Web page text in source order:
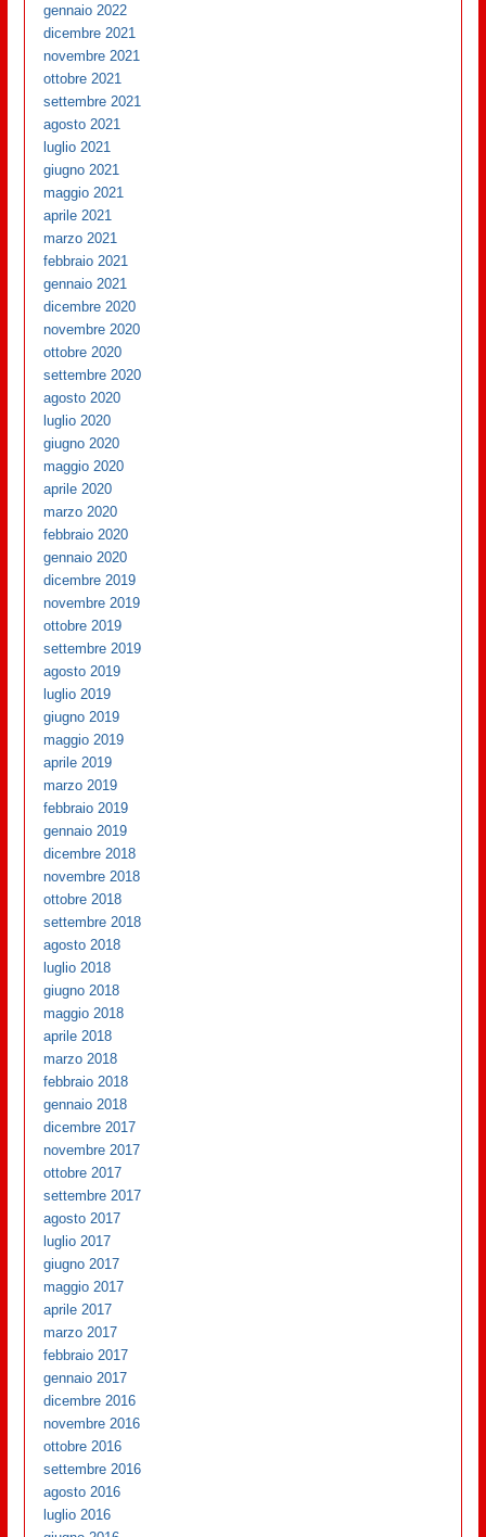
gennaio 2022
dicembre 2021
novembre 2021
ottobre 2021
settembre 2021
agosto 2021
luglio 2021
giugno 2021
maggio 2021
aprile 2021
marzo 2021
febbraio 2021
gennaio 2021
dicembre 2020
novembre 2020
ottobre 2020
settembre 2020
agosto 2020
luglio 2020
giugno 2020
maggio 2020
aprile 2020
marzo 2020
febbraio 2020
gennaio 2020
dicembre 2019
novembre 2019
ottobre 2019
settembre 2019
agosto 2019
luglio 2019
giugno 2019
maggio 2019
aprile 2019
marzo 2019
febbraio 2019
gennaio 2019
dicembre 2018
novembre 2018
ottobre 2018
settembre 2018
agosto 2018
luglio 2018
giugno 2018
maggio 2018
aprile 2018
marzo 2018
febbraio 2018
gennaio 2018
dicembre 2017
novembre 2017
ottobre 2017
settembre 2017
agosto 2017
luglio 2017
giugno 2017
maggio 2017
aprile 2017
marzo 2017
febbraio 2017
gennaio 2017
dicembre 2016
novembre 2016
ottobre 2016
settembre 2016
agosto 2016
luglio 2016